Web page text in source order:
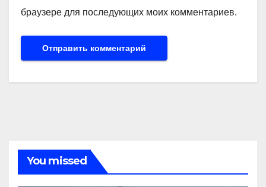
браузере для последующих моих комментариев.
You missed